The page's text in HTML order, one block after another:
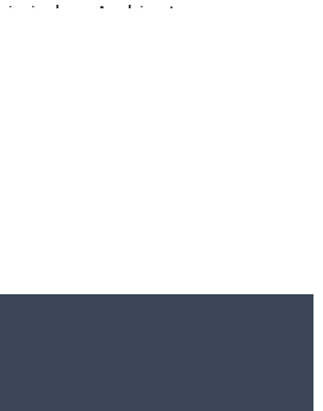
in jedem Ambiente.